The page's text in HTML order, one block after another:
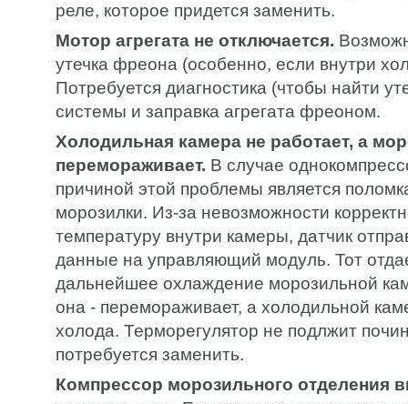
реле, которое придется заменить.
Мотор агрегата не отключается.
утечка фреона (особенно, если внутри
Потребуется диагностика (чтобы найти
системы и заправка агрегата фреоном.
Холодильная камера не работает, а
перемораживает. В случае
причиной этой проблемы является
морозилки. Из-за невозможности
температуру внутри камеры, датчик
данные на управляющий модуль. Тот
дальнейшее охлаждение морозильной
она - перемораживает, а холодильной
холода. Терморегулятор не подлжит
потребуется заменить.
Компрессор морозильного отделения